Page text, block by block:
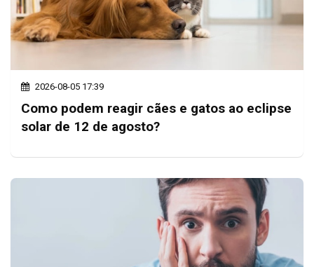
2026-08-05 17:39
Como podem reagir cães e gatos ao eclipse
solar de 12 de agosto?